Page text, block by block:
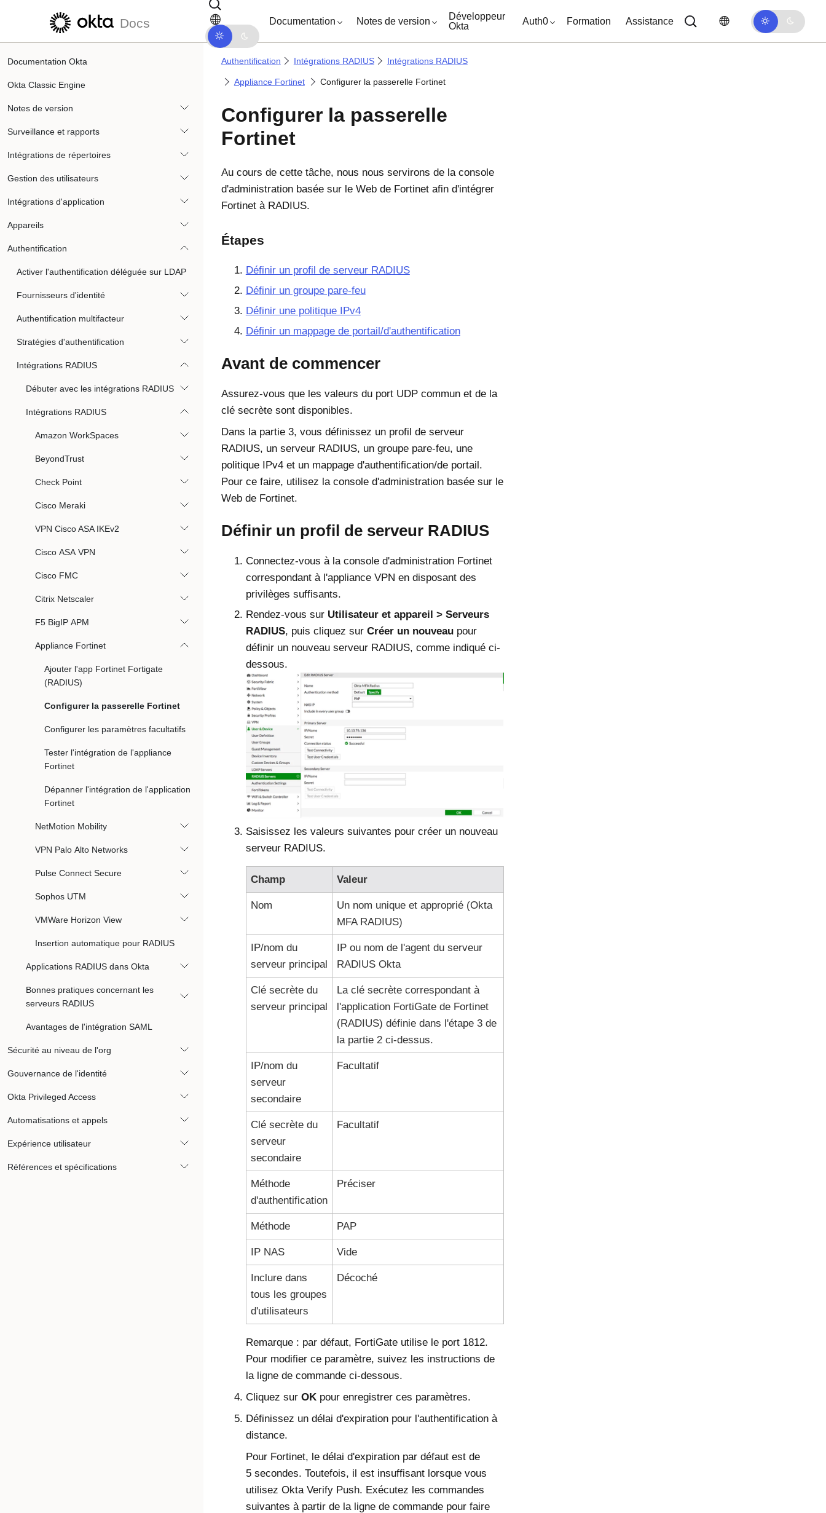
Passer au contenu principal Passer à la navigation dans les documents
Docs Documentation Notes de version
Développeur
Okta
Auth0 Formation Assistance
Documentation Okta
Okta Classic Engine
Notes de version
Surveillance et rapports
Intégrations de répertoires
Gestion des utilisateurs
Intégrations d'application
Appareils
Authentification
Activer l'authentification déléguée sur LDAP
Fournisseurs d'identité
Authentification multifacteur
Stratégies d'authentification
Intégrations RADIUS
Débuter avec les intégrations RADIUS
Intégrations RADIUS
Amazon WorkSpaces
BeyondTrust
Check Point
Cisco Meraki
VPN Cisco ASA IKEv2
Cisco ASA VPN
Cisco FMC
Citrix Netscaler
F5 BigIP APM
Appliance Fortinet
Ajouter l'app Fortinet Fortigate
(RADIUS)
Configurer la passerelle Fortinet
Configurer les paramètres facultatifs
Tester l'intégration de l'appliance
Fortinet
Dépanner l'intégration de l'application
Fortinet
NetMotion Mobility
VPN Palo Alto Networks
Pulse Connect Secure
Sophos UTM
VMWare Horizon View
Insertion automatique pour RADIUS
Applications RADIUS dans Okta
Bonnes pratiques concernant les
serveurs RADIUS
Avantages de l'intégration SAML
Sécurité au niveau de l'org
Gouvernance de l'identité
Okta Privileged Access
Automatisations et appels
Expérience utilisateur
Références et spécifications
Authentification Intégrations RADIUS Intégrations RADIUS
Appliance Fortinet Configurer la passerelle Fortinet
Configurer la passerelle
Fortinet
Au cours de cette tâche, nous nous servirons de la console
d'administration basée sur le Web de Fortinet afin d'intégrer
Fortinet à RADIUS.
Étapes
Définir un profil de serveur RADIUS
Définir un groupe pare-feu
Définir une politique IPv4
Définir un mappage de portail/d'authentification
Avant de commencer
Assurez-vous que les valeurs du port UDP commun et de la
clé secrète sont disponibles.
Dans la partie 3, vous définissez un profil de serveur
RADIUS, un serveur RADIUS, un groupe pare-feu, une
politique IPv4 et un mappage d'authentification/de portail.
Pour ce faire, utilisez la console d'administration basée sur le
Web de Fortinet.
Définir un profil de serveur RADIUS
Connectez-vous à la console d'administration Fortinet
correspondant à l'appliance VPN en disposant des
privilèges suffisants.
Rendez-vous sur Utilisateur et appareil
Serveurs
RADIUS, puis cliquez sur Créer un nouveaupour
définir un nouveau serveur RADIUS, comme indiqué ci-
dessous.
Saisissez les valeurs suivantes pour créer un nouveau
serveur RADIUS.
Champ Valeur
Nom
Un nom unique et approprié (Okta
MFA RADIUS)
IP/nom du
serveur principal
IP ou nom de l'agent du serveur
RADIUS Okta
Clé secrète du
serveur principal
La clé secrète correspondant à
l'application FortiGate de Fortinet
(RADIUS) définie dans l'étape 3 de
la partie 2 ci-dessus.
IP/nom du
serveur
secondaire
Facultatif
Clé secrète du
serveur
secondaire
Facultatif
Méthode
d'authentification
Préciser
Méthode PAP
IP NAS Vide
Inclure dans
tous les groupes
d'utilisateurs
Décoché
Remarque : par défaut, FortiGate utilise le port 1812.
Pour modifier ce paramètre, suivez les instructions de
la ligne de commande ci-dessous.
Cliquez sur OKpour enregistrer ces paramètres.
Définissez un délai d'expiration pour l'authentification à
distance.
Pour Fortinet, le délai d'expiration par défaut est de
5 secondes. Toutefois, il est insuffisant lorsque vous
utilisez Okta Verify Push. Exécutez les commandes
suivantes à partir de la ligne de commande pour faire